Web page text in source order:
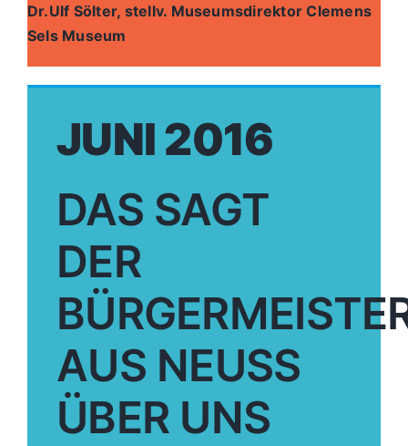
Dr.Ulf Sölter, stellv. Museumsdirektor Clemens
Sels Museum
JUNI 2016
DAS SAGT
DER
AUS NEUSS
ÜBER UNS